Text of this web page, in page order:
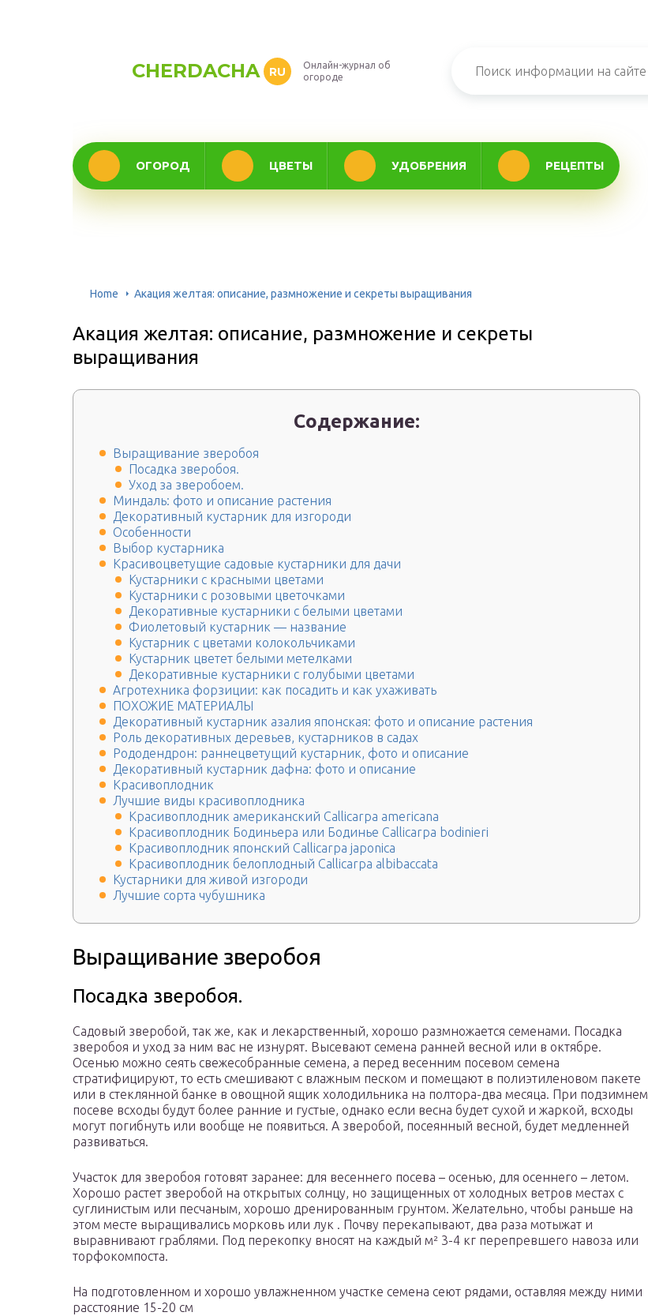
CHERDACHA RU
Онлайн-журнал об
огороде
ОГОРОД ЦВЕТЫ УДОБРЕНИЯ РЕЦЕПТЫ
Home Акация желтая: описание, размножение и секреты выращивания
Акация желтая: описание, размножение и секреты
выращивания
Содержание:
Выращивание зверобоя
Посадка зверобоя.
Уход за зверобоем.
Миндаль: фото и описание растения
Декоративный кустарник для изгороди
Особенности
Выбор кустарника
Красивоцветущие садовые кустарники для дачи
Кустарники с красными цветами
Кустарники с розовыми цветочками
Декоративные кустарники с белыми цветами
Фиолетовый кустарник — название
Кустарник с цветами колокольчиками
Кустарник цветет белыми метелками
Декоративные кустарники с голубыми цветами
Агротехника форзиции: как посадить и как ухаживать
ПОХОЖИЕ МАТЕРИАЛЫ
Декоративный кустарник азалия японская: фото и описание растения
Роль декоративных деревьев, кустарников в садах
Рододендрон: раннецветущий кустарник, фото и описание
Декоративный кустарник дафна: фото и описание
Красивоплодник
Лучшие виды красивоплодника
Красивоплодник американский Callicarpa americana
Красивоплодник Бодиньера или Бодинье Callicarpa bodinieri
Красивоплодник японский Callicarpa japonica
Красивоплодник белоплодный Callicarpa albibaccata
Кустарники для живой изгороди
Лучшие сорта чубушника
Выращивание зверобоя
Посадка зверобоя.
Садовый зверобой, так же, как и лекарственный, хорошо размножается семенами. Посадка
зверобоя и уход за ним вас не изнурят. Высевают семена ранней весной или в октябре.
Осенью можно сеять свежесобранные семена, а перед весенним посевом семена
стратифицируют, то есть смешивают с влажным песком и помещают в полиэтиленовом пакете
или в стеклянной банке в овощной ящик холодильника на полтора-два месяца. При подзимнем
посеве всходы будут более ранние и густые, однако если весна будет сухой и жаркой, всходы
могут погибнуть или вообще не появиться. А зверобой, посеянный весной, будет медленней
развиваться.
Участок для зверобоя готовят заранее: для весеннего посева – осенью, для осеннего – летом.
Хорошо растет зверобой на открытых солнцу, но защищенных от холодных ветров местах с
суглинистым или песчаным, хорошо дренированным грунтом. Желательно, чтобы раньше на
этом месте выращивались морковь или лук . Почву перекапывают, два раза мотыжат и
выравнивают граблями. Под перекопку вносят на каждый м² 3-4 кг перепревшего навоза или
торфокомпоста.
На подготовленном и хорошо увлажненном участке семена сеют рядами, оставляя между ними
расстояние 15-20 см